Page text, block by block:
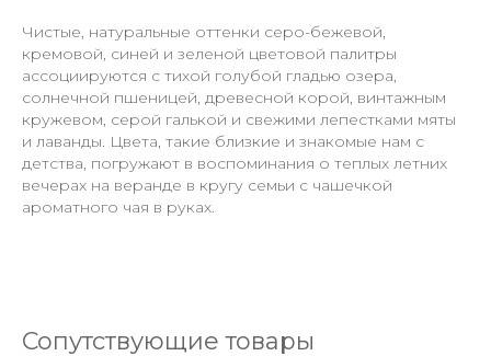
Чистые, натуральные оттенки серо-бежевой,
кремовой, синей и зеленой цветовой палитры
ассоциируются с тихой голубой гладью озера,
солнечной пшеницей, древесной корой, винтажным
кружевом, серой галькой и свежими лепестками мяты
и лаванды. Цвета, такие близкие и знакомые нам с
детства, погружают в воспоминания о теплых летних
вечерах на веранде в кругу семьи с чашечкой
ароматного чая в руках.
Сопутствующие товары